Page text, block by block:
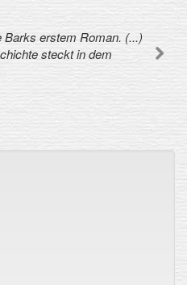
Barks erstem Roman. (...)
steckt in dem